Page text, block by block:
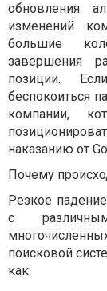
обновления
изменений
большие
завершения
позиции.
беспокоиться
компании,
наказанию от
Почему
Резкое
с
поисковой
как: